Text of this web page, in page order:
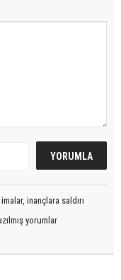
inançlara saldırı
yorumlar